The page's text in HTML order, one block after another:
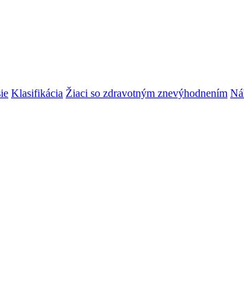
Klasifikácia Žiaci so zdravotným znevýhodnením